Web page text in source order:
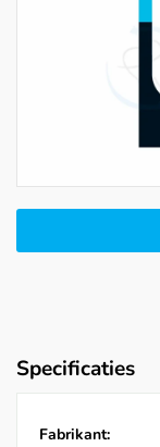
Specificaties
Fabrikant: